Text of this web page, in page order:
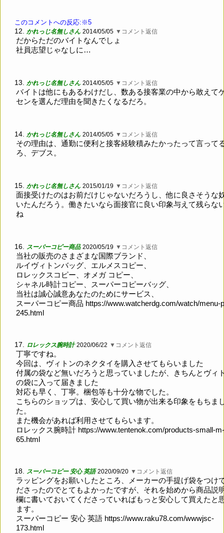
このコメントへの反応:※5
12. かれっじ名無しさん 2014/05/05 ▼コメント返信
だからただのバイトなんでしょ
社員志望じゃなしに…
13. かれっじ名無しさん 2014/05/05 ▼コメント返信
バイトは他にもあるわけだし、数ある接客業の中から敢えて
センを選んだ理由を聞きたくなるだろ。
14. かれっじ名無しさん 2014/05/05 ▼コメント返信
その理由は、通勤に便利と接客経験積みたかったって言って
ろ、デブス。
15. かれっじ名無しさん 2015/01/19 ▼コメント返信
面接受けたのはお前だけじゃないだろうし、他に良さそうな
いたんだろう。働きたいなら面接官に良い印象与えて残らな
ね
16. スーパーコピー商品 2020/05/19 ▼コメント返信
当社の販売のさまざまな国際ブランド、
ルイヴィトンバッグ、エルメスコピー、
ロレックスコピー、オメガ コピー、
シャネル時計コピー、スーパーコピーバッグ、
当社は誠心誠意あなたのためにサービス、
スーパーコピー商品 https://www.watcherdg.com/watch/menu-
245.html
17. ロレックス腕時計 2020/06/22 ▼コメント返信
丁寧ですね。
今回は、ヴィトンのネクタイを購入させてもらいました
付属の袋など無いだろうと思っていましたが、きちんとヴィ
の袋に入って届きました
対応も早く、丁寧。梱包等も十分な物でした。
こちらのショップは、安心して買い物が出来る印象をもちま
た。
また機会があれば利用させてもらいます。
ロレックス腕時計 https://www.tentenok.com/products-small-m-
65.html
18. スーパーコピー 安心 英語 2020/09/20 ▼コメント返信
ラッピングをお願いしたところ、メーカーの手提げ袋をつけ
ださったのでとてもよかったですが、それを始めから商品説
欄に書いておいてくださっていればもっと安心して買えたと
ます。
スーパーコピー 安心 英語 https://www.raku78.com/wwwjsc-
173.html